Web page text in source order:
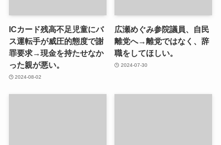
ICカード残高不足児童にバ
ス運転手が威圧的態度で謝
罪要求→現金を持たせなか
った親が悪い。
2024-08-02
広瀬めぐみ参院議員、自民
離党へ→離党ではなく、辞
職をしてほしい。
2024-07-30